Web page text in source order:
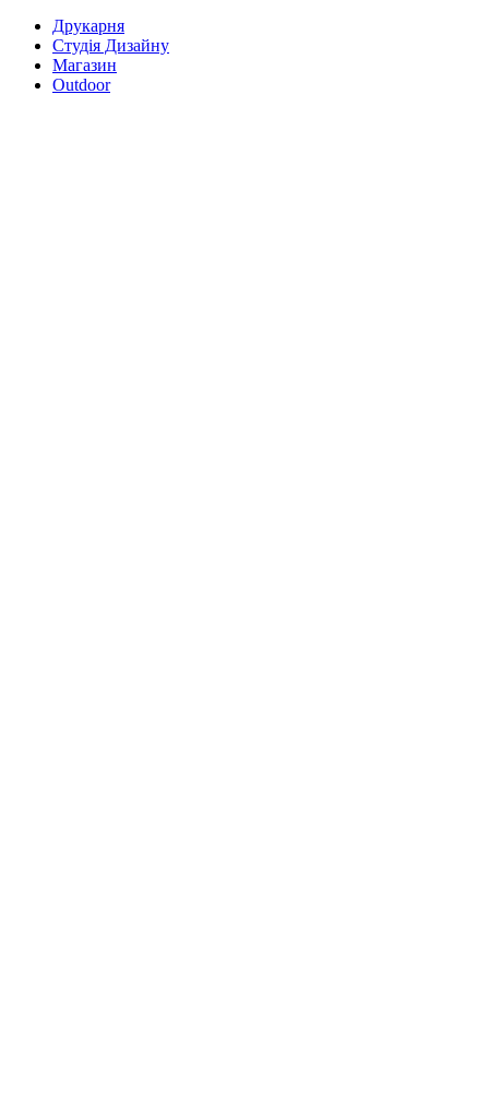
Друкарня
Студія Дизайну
Магазин
Outdoor